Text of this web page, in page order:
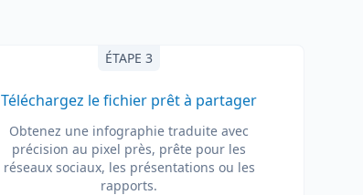
ÉTAPE 3
Téléchargez le fichier prêt à partager
Obtenez une infographie traduite avec
précision au pixel près, prête pour les
réseaux sociaux, les présentations ou les
rapports.